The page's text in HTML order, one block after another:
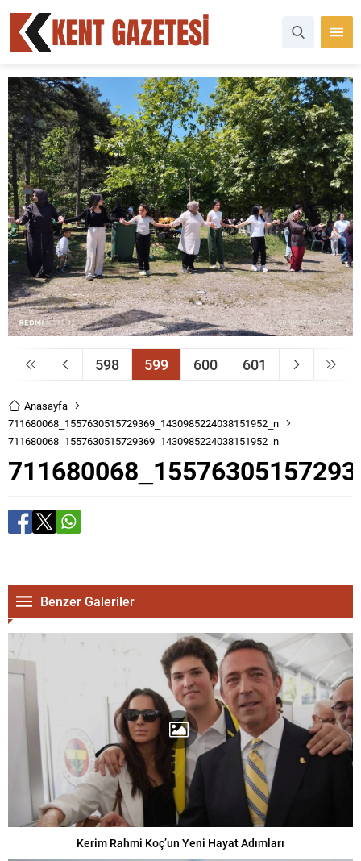
598 599 600 601
Anasayfa
711680068_1557630515729369_1430985224038151952_n
711680068_1557630515729369_1430985224038151952_n
Benzer Galeriler
Kerim Rahmi Koç’un Yeni Hayat Adımları